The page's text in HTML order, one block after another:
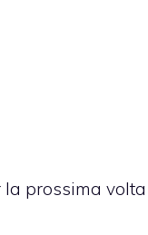
prossima volta